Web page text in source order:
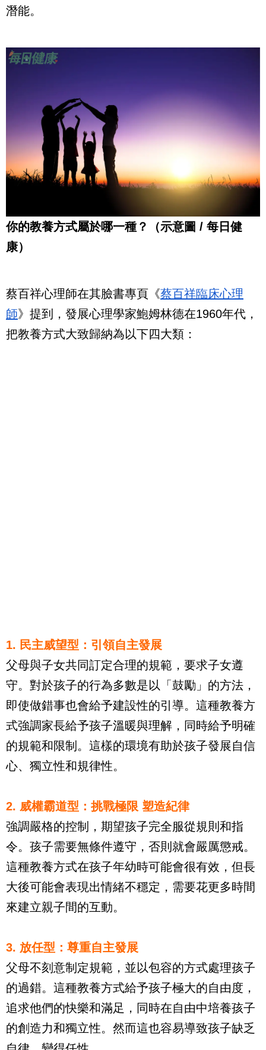
潛能。
你的教養方式屬於哪一種？（示意圖 / 每日健
康）
蔡百祥心理師在其臉書專頁《蔡百祥臨床心理
師》提到，發展心理學家鮑姆林德在1960年代，
把教養方式大致歸納為以下四大類：
1. 民主威望型：引領自主發展
父母與子女共同訂定合理的規範，要求子女遵
守。對於孩子的行為多數是以「鼓勵」的方法，
即使做錯事也會給予建設性的引導。這種教養方
式強調家長給予孩子溫暖與理解，同時給予明確
的規範和限制。這樣的環境有助於孩子發展自信
心、獨立性和規律性。
2. 威權霸道型：挑戰極限 塑造紀律
強調嚴格的控制，期望孩子完全服從規則和指
令。孩子需要無條件遵守，否則就會嚴厲懲戒。
這種教養方式在孩子年幼時可能會很有效，但長
大後可能會表現出情緒不穩定，需要花更多時間
來建立親子間的互動。
3. 放任型：尊重自主發展
父母不刻意制定規範，並以包容的方式處理孩子
的過錯。這種教養方式給予孩子極大的自由度，
追求他們的快樂和滿足，同時在自由中培養孩子
的創造力和獨立性。然而這也容易導致孩子缺乏